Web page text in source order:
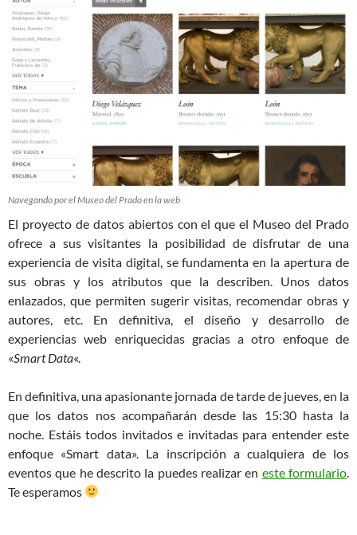
Navegando por el Museo del Prado en la web
El proyecto de datos abiertos con el que el Museo del Prado
ofrece a sus visitantes la posibilidad de disfrutar de una
experiencia de visita digital, se fundamenta en la apertura de
sus obras y los atributos que la describen. Unos datos
enlazados, que permiten sugerir visitas, recomendar obras y
autores, etc. En definitiva, el diseño y desarrollo de
experiencias web enriquecidas gracias a otro enfoque de
«Smart Data«.
En definitiva, una apasionante jornada de tarde de jueves, en la
que los datos nos acompañarán desde las 15:30 hasta la
noche. Estáis todos invitados e invitadas para entender este
enfoque «Smart data». La inscripción a cualquiera de los
eventos que he descrito la puedes realizar en este formulario.
Te esperamos